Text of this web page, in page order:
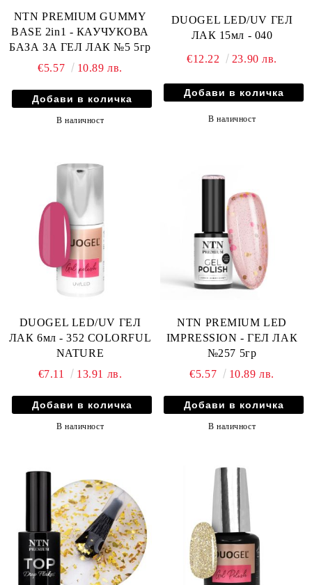
NTN PREMIUM GUMMY
BASE 2in1 - КАУЧУКОВА
БАЗА ЗА ГЕЛ ЛАК №5 5гр
€5.57
10.89 лв.
В наличност
DUOGEL LED/UV ГЕЛ
ЛАК 15мл - 040
€12.22 23.90 лв.
В наличност
DUOGEL LED/UV ГЕЛ
ЛАК 6мл - 352 COLORFUL
NATURE
€7.11
13.91 лв.
В наличност
NTN PREMIUM LED
IMPRESSION - ГЕЛ ЛАК
№257 5гр
€5.57
10.89 лв.
В наличност